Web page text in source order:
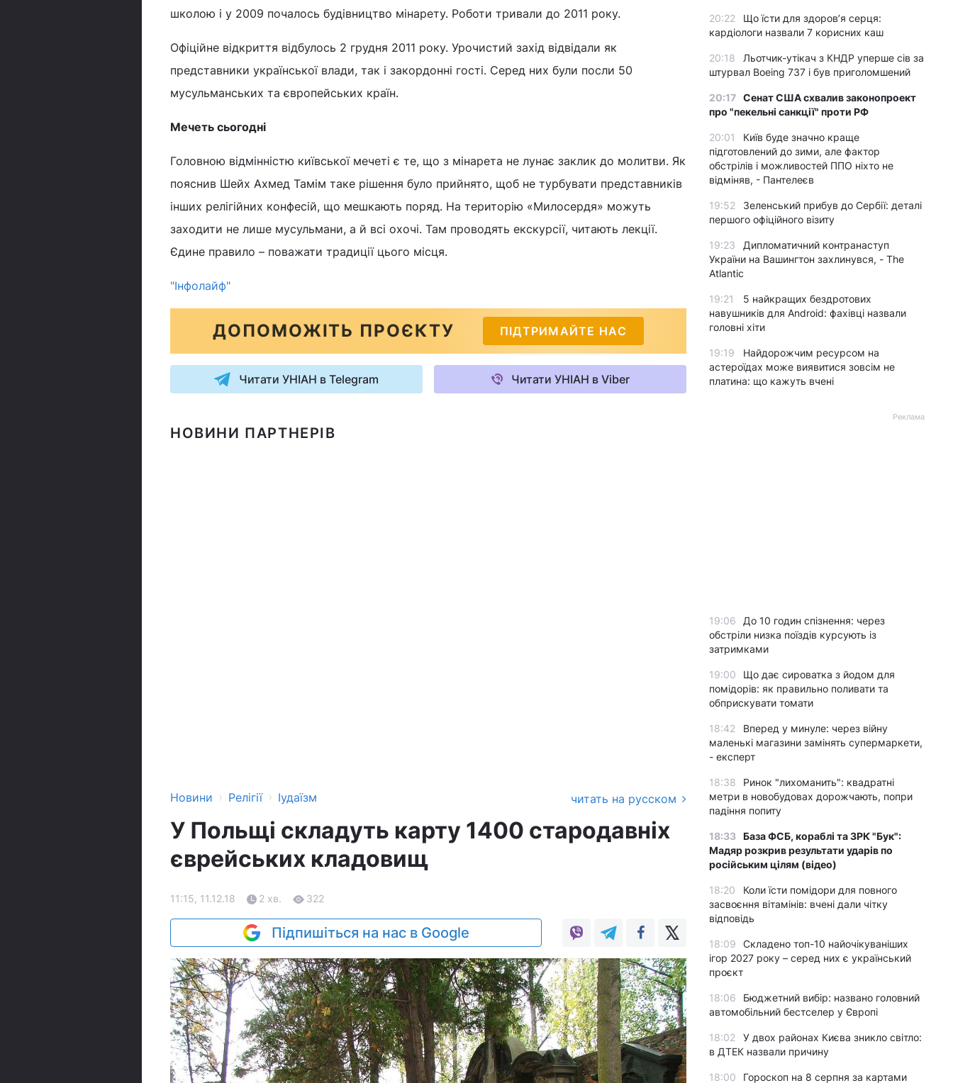
школою і у 2009 почалось будівництво мінарету. Роботи тривали до 2011 року.
Офіційне відкриття відбулось 2 грудня 2011 року. Урочистий захід відвідали як
представники української влади, так і закордонні гості. Серед них були посли 50
мусульманських та європейських країн.
Мечеть сьогодні
Головною відмінністю київської мечеті є те, що з мінарета не лунає заклик до молитви. Як
пояснив Шейх Ахмед Тамім таке рішення було прийнято, щоб не турбувати представників
інших релігійних конфесій, що мешкають поряд. На територію «Милосердя» можуть
заходити не лише мусульмани, а й всі охочі. Там проводять екскурсії, читають лекції.
Єдине правило – поважати традиції цього місця.
"Інфолайф"
ДОПОМОЖІТЬ ПРОЄКТУ ПІДТРИМАЙТЕ НАС
Читати УНІАН в Telegram Читати УНІАН в Viber
НОВИНИ ПАРТНЕРІВ
Новини › Релігії › Іудаїзм читать на русском
У Польщі складуть карту 1400 стародавніх
єврейських кладовищ
11:15, 11.12.18 2 хв. 322
Підпишіться на нас в Google
20:22
Що їсти для здоров’я серця:
кардіологи назвали 7 корисних каш
20:18
Льотчик-утікач з КНДР уперше сів за
штурвал Boeing 737 і був приголомшений
20:17 Сенат США схвалив законопроект
про "пекельні санкції" проти РФ
20:01
Київ буде значно краще
підготовлений до зими, але фактор
обстрілів і можливостей ППО ніхто не
відміняв, - Пантелеєв
19:52
Зеленський прибув до Сербії: деталі
першого офіційного візиту
19:23
Дипломатичний контранаступ
України на Вашингтон захлинувся, - The
Atlantic
19:21
5 найкращих бездротових
навушників для Android: фахівці назвали
головні хіти
19:19
Найдорожчим ресурсом на
астероїдах може виявитися зовсім не
платина: що кажуть вчені
Реклама
19:06
До 10 годин спізнення: через
обстріли низка поїздів курсують із
затримками
19:00
Що дає сироватка з йодом для
помідорів: як правильно поливати та
обприскувати томати
18:42
Вперед у минуле: через війну
маленькі магазини замінять супермаркети,
- експерт
18:38
Ринок "лихоманить": квадратні
метри в новобудовах дорожчають, попри
падіння попиту
18:33 База ФСБ, кораблі та ЗРК "Бук":
Мадяр розкрив результати ударів по
російським цілям (відео)
18:20
Коли їсти помідори для повного
засвоєння вітамінів: вчені дали чітку
відповідь
18:09
Складено топ-10 найочікуваніших
ігор 2027 року – серед них є український
проєкт
18:06
Бюджетний вибір: названо головний
автомобільний бестселер у Європі
18:02
У двох районах Києва зникло світло:
в ДТЕК назвали причину
18:00 Гороскоп на 8 серпня за картами